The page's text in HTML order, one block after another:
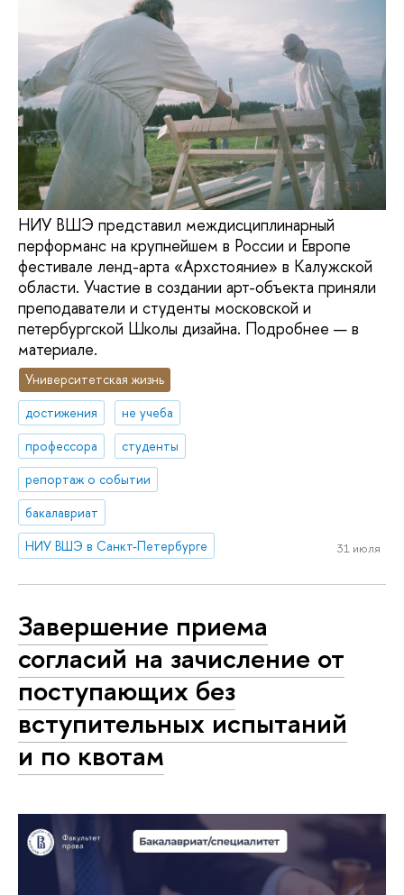
НИУ ВШЭ представил междисциплинарный
перформанс на крупнейшем в России и Европе
фестивале ленд-арта «Архстояние» в Калужской
области. Участие в создании арт-объекта приняли
преподаватели и студенты московской и
петербургской Школы дизайна. Подробнее — в
материале.
Университетская жизнь
достижения
не учеба
профессора
студенты
репортаж о событии
бакалавриат
НИУ ВШЭ в Санкт-Петербурге
31 июля
Завершение приема
согласий на зачисление от
поступающих без
вступительных испытаний
и по квотам